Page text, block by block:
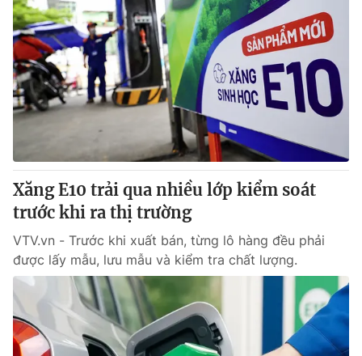
® Cấm sao chép dưới mọi hình thức nếu không có sự chấp
thuận bằng văn bản. Ghi rõ nguồn VTV.vn khi phát hành lại
thông tin từ website này.
Xăng E10 trải qua nhiều lớp kiểm soát
trước khi ra thị trường
VTV.vn - Trước khi xuất bán, từng lô hàng đều phải
được lấy mẫu, lưu mẫu và kiểm tra chất lượng.